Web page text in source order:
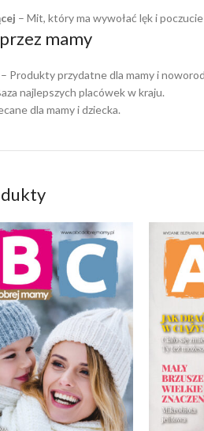
– Mit, który ma wywołać lęk i
mamy
– Produkty przydatne dla mamy i
najlepszych placówek w kraju.
dla mamy i dziecka.